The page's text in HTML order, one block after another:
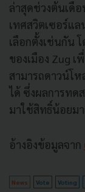
ล่าสุดช่วงต้นเดื
เทศสวิตเซอร์แล
เลือกตั้งเช่นกัน
ของเมือง Zug
สามารถดาวน์โ
ได้ ซึ่งผลการทด
มาใช้สิทธิ์น้อยม
อ้างอิงข้อมูลจาก
News Vote Voting